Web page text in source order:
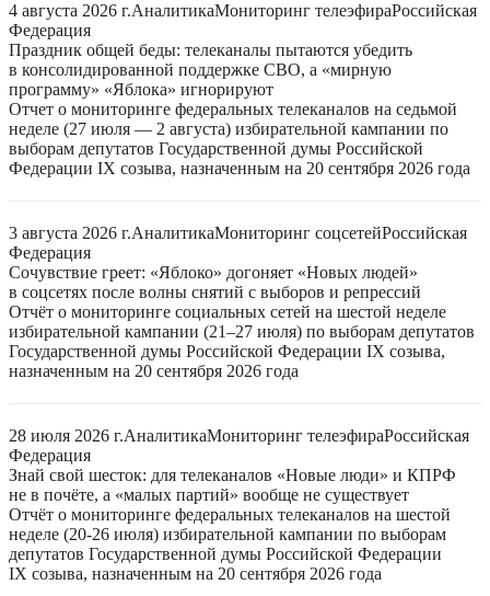
4 августа 2026 г.АналитикаМониторинг телеэфираРоссийская
Федерация
Праздник общей беды: телеканалы пытаются убедить
в консолидированной поддержке СВО, а «мирную
программу» «Яблока» игнорируют
Отчет о мониторинге федеральных телеканалов на седьмой
неделе (27 июля — 2 августа) избирательной кампании по
выборам депутатов Государственной думы Российской
Федерации IX созыва, назначенным на 20 сентября 2026 года
3 августа 2026 г.АналитикаМониторинг соцсетейРоссийская
Федерация
Сочувствие греет: «Яблоко» догоняет «Новых людей»
в соцсетях после волны снятий с выборов и репрессий
Отчёт о мониторинге социальных сетей на шестой неделе
избирательной кампании (21–27 июля) по выборам депутатов
Государственной думы Российской Федерации IX созыва,
назначенным на 20 сентября 2026 года
28 июля 2026 г.АналитикаМониторинг телеэфираРоссийская
Федерация
Знай свой шесток: для телеканалов «Новые люди» и КПРФ
не в почёте, а «малых партий» вообще не существует
Отчёт о мониторинге федеральных телеканалов на шестой
неделе (20-26 июля) избирательной кампании по выборам
депутатов Государственной думы Российской Федерации
IX созыва, назначенным на 20 сентября 2026 года